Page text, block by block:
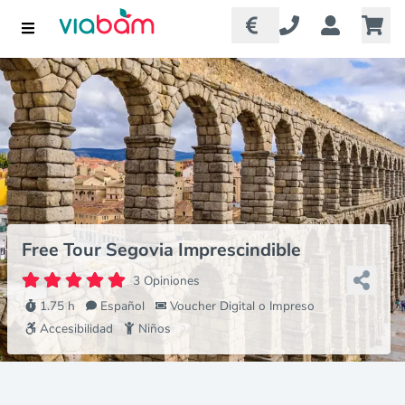
Free Tour Segovia Imprescindible
3 Opiniones
1.75 h
Español
Voucher Digital o Impreso
Accesibilidad
Niños